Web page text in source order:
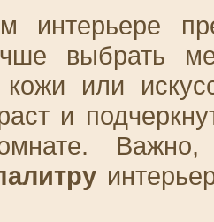
интерьере
выбрать
или
и
Важно,